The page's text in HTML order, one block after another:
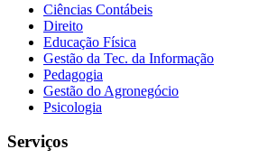
Ciências Contábeis
Direito
Educação Física
Gestão da Tec. da Informação
Pedagogia
Gestão do Agronegócio
Psicologia
Serviços